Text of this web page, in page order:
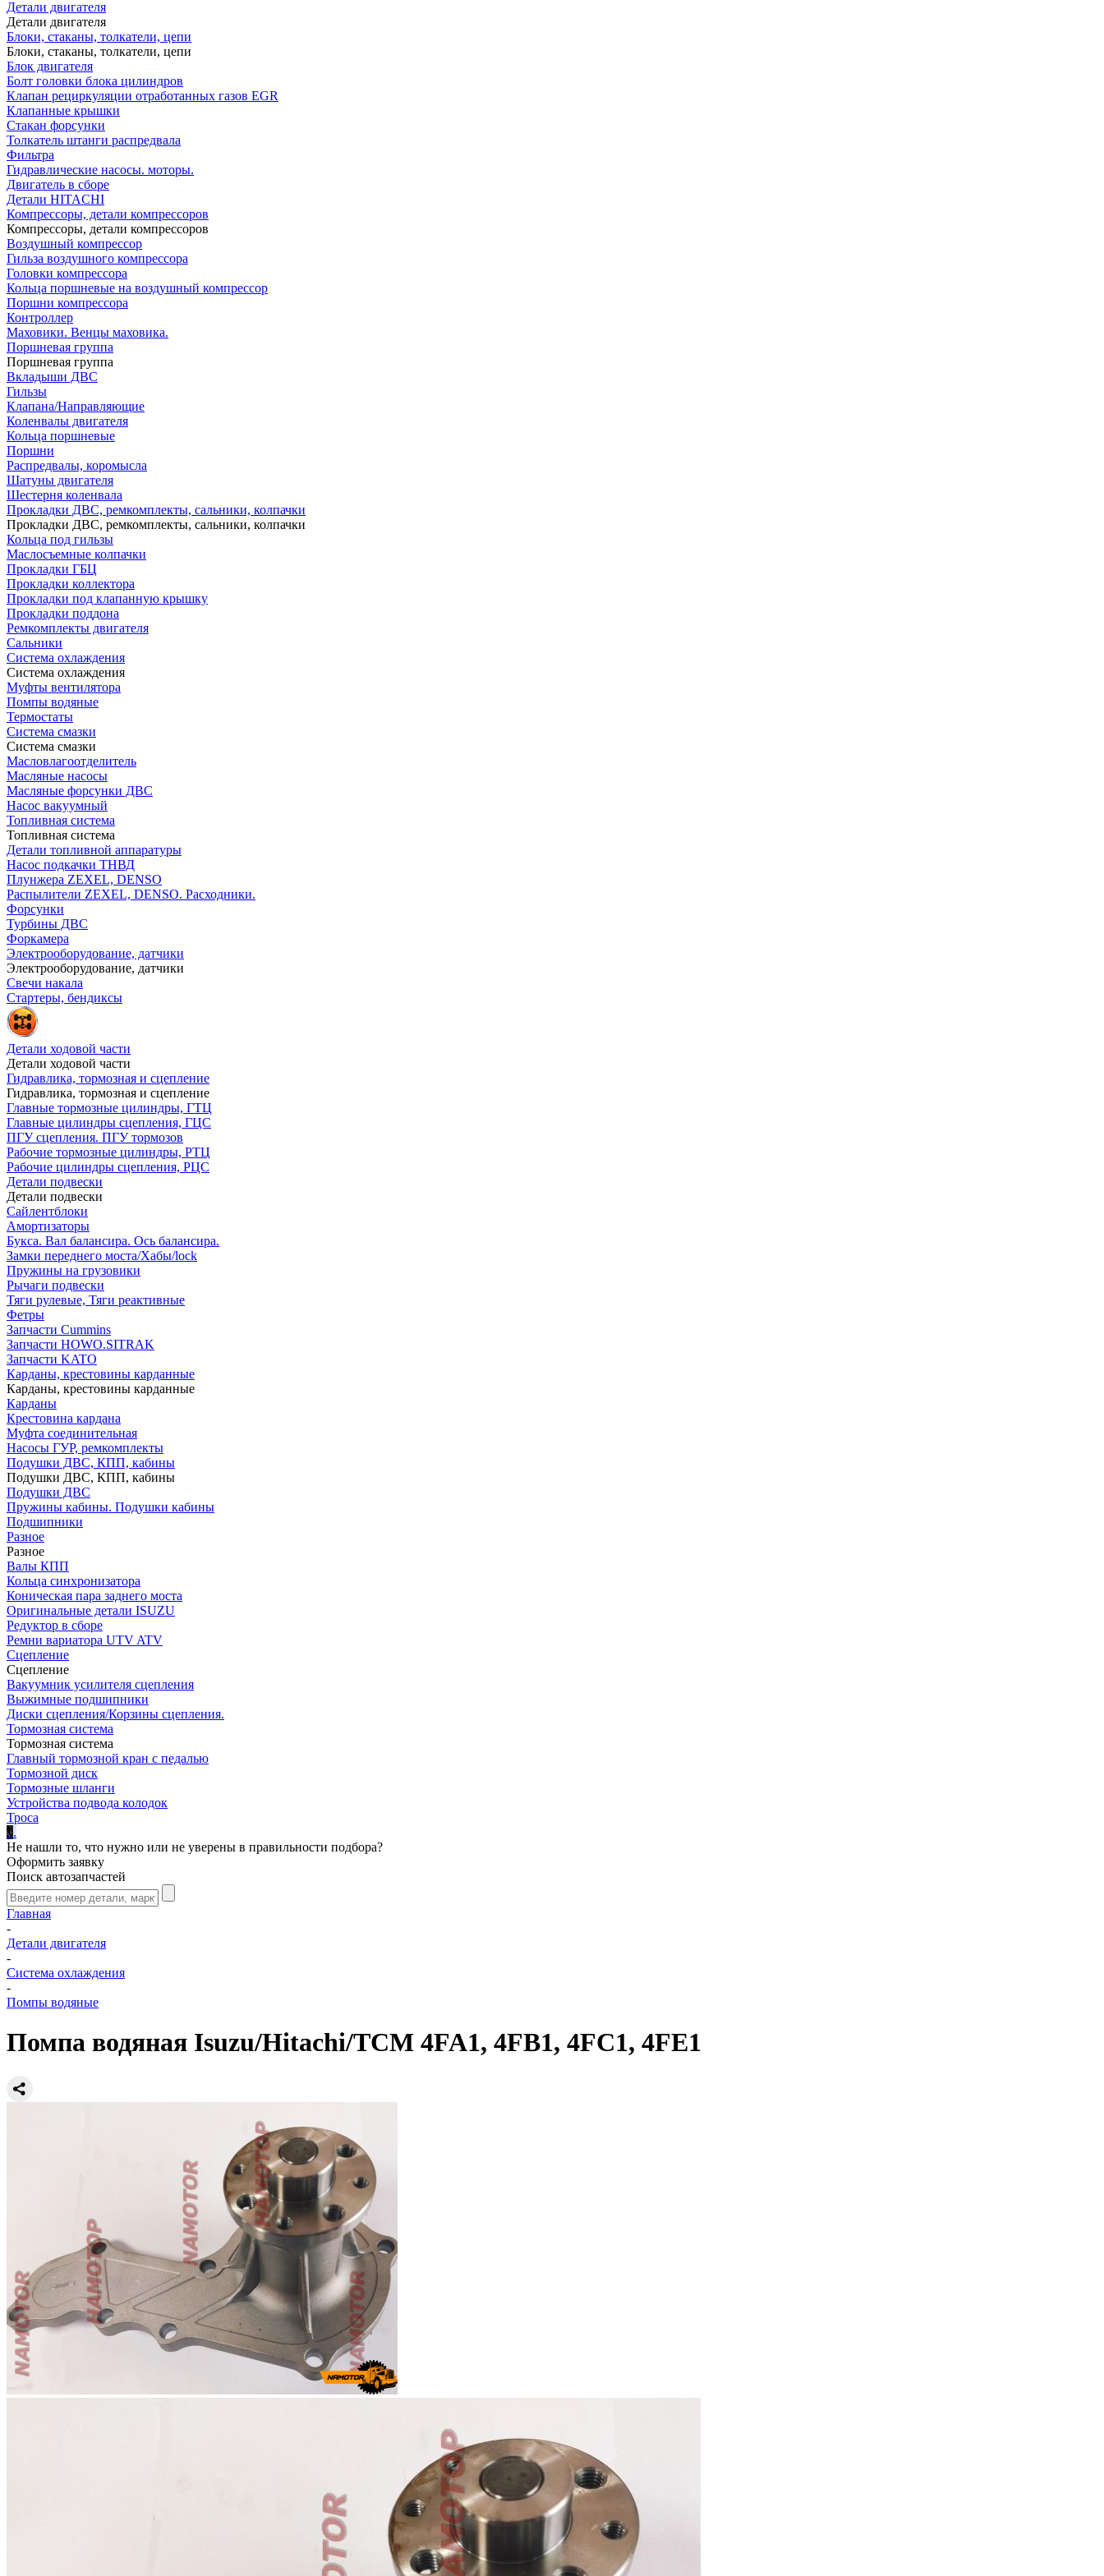
Детали двигателя
Детали двигателя
Блоки, стаканы, толкатели, цепи
Блоки, стаканы, толкатели, цепи
Блок двигателя
Болт головки блока цилиндров
Клапан рециркуляции отработанных газов EGR
Клапанные крышки
Стакан форсунки
Толкатель штанги распредвала
Фильтра
Гидравлические насосы. моторы.
Двигатель в сборе
Детали HITACHI
Компрессоры, детали компрессоров
Компрессоры, детали компрессоров
Воздушный компрессор
Гильза воздушного компрессора
Головки компрессора
Кольца поршневые на воздушный компрессор
Поршни компрессора
Контроллер
Маховики. Венцы маховика.
Поршневая группа
Поршневая группа
Вкладыши ДВС
Гильзы
Клапана/Направляющие
Коленвалы двигателя
Кольца поршневые
Поршни
Распредвалы, коромысла
Шатуны двигателя
Шестерня коленвала
Прокладки ДВС, ремкомплекты, сальники, колпачки
Прокладки ДВС, ремкомплекты, сальники, колпачки
Кольца под гильзы
Маслосъемные колпачки
Прокладки ГБЦ
Прокладки коллектора
Прокладки под клапанную крышку
Прокладки поддона
Ремкомплекты двигателя
Сальники
Система охлаждения
Система охлаждения
Муфты вентилятора
Помпы водяные
Термостаты
Система смазки
Система смазки
Масловлагоотделитель
Масляные насосы
Масляные форсунки ДВС
Насос вакуумный
Топливная система
Топливная система
Детали топливной аппаратуры
Насос подкачки ТНВД
Плунжера ZEXEL, DENSO
Распылители ZEXEL, DENSO. Расходники.
Форсунки
Турбины ДВС
Форкамера
Электрооборудование, датчики
Электрооборудование, датчики
Свечи накала
Стартеры, бендиксы
Детали ходовой части
Детали ходовой части
Гидравлика, тормозная и сцепление
Гидравлика, тормозная и сцепление
Главные тормозные цилиндры, ГТЦ
Главные цилиндры сцепления, ГЦС
ПГУ сцепления. ПГУ тормозов
Рабочие тормозные цилиндры, РТЦ
Рабочие цилиндры сцепления, РЦС
Детали подвески
Детали подвески
Cайлентблоки
Амортизаторы
Букса. Вал балансира. Ось балансира.
Замки переднего моста/Хабы/lock
Пружины на грузовики
Рычаги подвески
Тяги рулевые, Тяги реактивные
Фетры
Запчасти Cummins
Запчасти HOWO.SITRAK
Запчасти KATO
Карданы, крестовины карданные
Карданы, крестовины карданные
Карданы
Крестовина кардана
Муфта соединительная
Насосы ГУР, ремкомплекты
Подушки ДВС, КПП, кабины
Подушки ДВС, КПП, кабины
Подушки ДВС
Пружины кабины. Подушки кабины
Подшипники
Разное
Разное
Валы КПП
Кольца синхронизатора
Коническая пара заднего моста
Оригинальные детали ISUZU
Редуктор в сборе
Ремни вариатора UTV ATV
Сцепление
Сцепление
Вакуумник усилителя сцепления
Выжимные подшипники
Диски сцепления/Корзины сцепления.
Тормозная система
Тормозная система
Главный тормозной кран с педалью
Тормозной диск
Тормозные шланги
Устройства подвода колодок
Троса
...
Не нашли то, что нужно или не уверены в правильности подбора?
Оформить заявку
Поиск автозапчастей
Главная
-
Детали двигателя
-
Система охлаждения
-
Помпы водяные
Помпа водяная Isuzu/Hitachi/TCM 4FA1, 4FB1, 4FC1, 4FE1